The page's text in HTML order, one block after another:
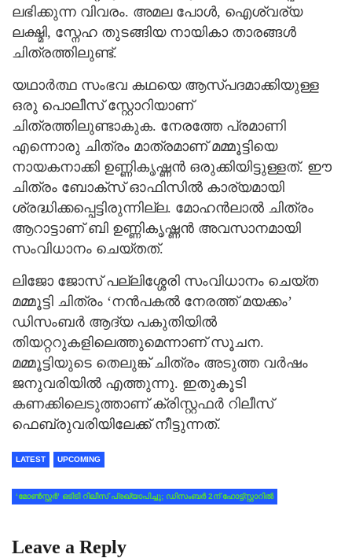
ലഭിക്കുന്ന വിവരം. അമല പോള്‍, ഐശ്വര്യ
ലക്ഷ്മി, സ്നേഹ തുടങ്ങിയ നായികാ താരങ്ങള്‍
ചിത്രത്തിലുണ്ട്.
യഥാര്‍ത്ഥ സംഭവ കഥയെ ആസ്പദമാക്കിയുള്ള
ഒരു പൊലീസ് സ്റ്റോറിയാണ്
ചിത്രത്തിലുണ്ടാകുക. നേരത്തേ പ്രമാണി
എന്നൊരു ചിത്രം മാത്രമാണ് മമ്മൂട്ടിയെ
നായകനാക്കി ഉണ്ണികൃഷ്ണന്‍ ഒരുക്കിയിട്ടുള്ളത്. ഈ
ചിത്രം ബോക്സ് ഓഫിസില്‍ കാര്യമായി
ശ്രദ്ധിക്കപ്പെട്ടിരുന്നില്ല. മോഹന്‍ലാല്‍ ചിത്രം
ആറാട്ടാണ് ബി ഉണ്ണികൃഷ്ണന്‍ അവസാനമായി
സംവിധാനം ചെയ്തത്.
ലിജോ ജോസ് പല്ലിശ്ശേരി സംവിധാനം ചെയ്ത
മമ്മൂട്ടി ചിത്രം ‘നന്‍പകല്‍ നേരത്ത് മയക്കം’
ഡിസംബര്‍ ആദ്യ പകുതിയില്‍
തിയറ്ററുകളിലെത്തുമെന്നാണ് സൂചന.
മമ്മൂട്ടിയുടെ തെലുങ്ക് ചിത്രം അടുത്ത വര്‍ഷം
ജനുവരിയില്‍ എത്തുന്നു. ഇതുകൂടി
കണക്കിലെടുത്താണ് ക്രിസ്റ്റഫര്‍ റിലീസ്
ഫെബ്രുവരിയിലേക്ക് നീട്ടുന്നത്.
LATEST UPCOMING
‘മോണ്‍സ്റ്റര്‍’ ഒടിടി റിലീസ് പ്രഖ്യാപിച്ചു; ഡിസംബര്‍ 2ന് ഹോട്ട്സ്റ്റാറില്‍
Leave a Reply